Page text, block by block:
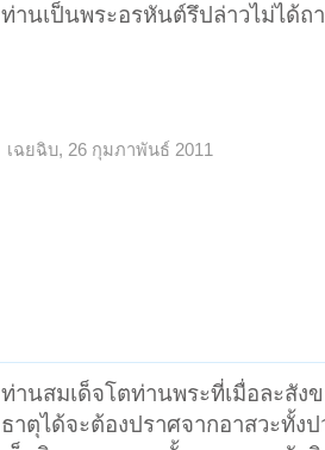
ท่านเป็นพระอรหันต์รึปล่าวไม่ได้
เฉยฉิบ, 26 กุมภาพันธ์ 2011
ท่านสมเด็จโตท่านพระที่เมื่อละสัง
ธาตุได้จะต้องปราศจากอาสวะทั้